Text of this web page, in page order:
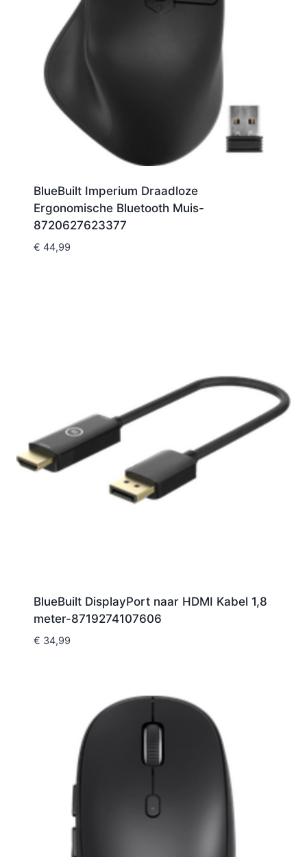
BlueBuilt Imperium Draadloze
Ergonomische Bluetooth Muis-
8720627623377
€ 44,99
BlueBuilt DisplayPort naar HDMI Kabel 1,8
meter-8719274107606
€ 34,99